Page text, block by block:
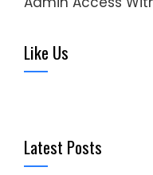
Like Us
Latest Posts